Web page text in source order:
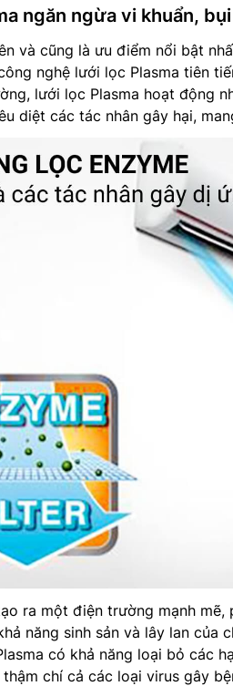
ngăn ngừa vi khuẩn,
và cũng là ưu điểm nổi bật
nghệ lưới lọc Plasma tiên
lưới lọc Plasma hoạt động
diệt các tác nhân gây hại,
ra một điện trường mạnh
năng sinh sản và lây lan của
có khả năng loại bỏ các
chí cả các loại virus gây